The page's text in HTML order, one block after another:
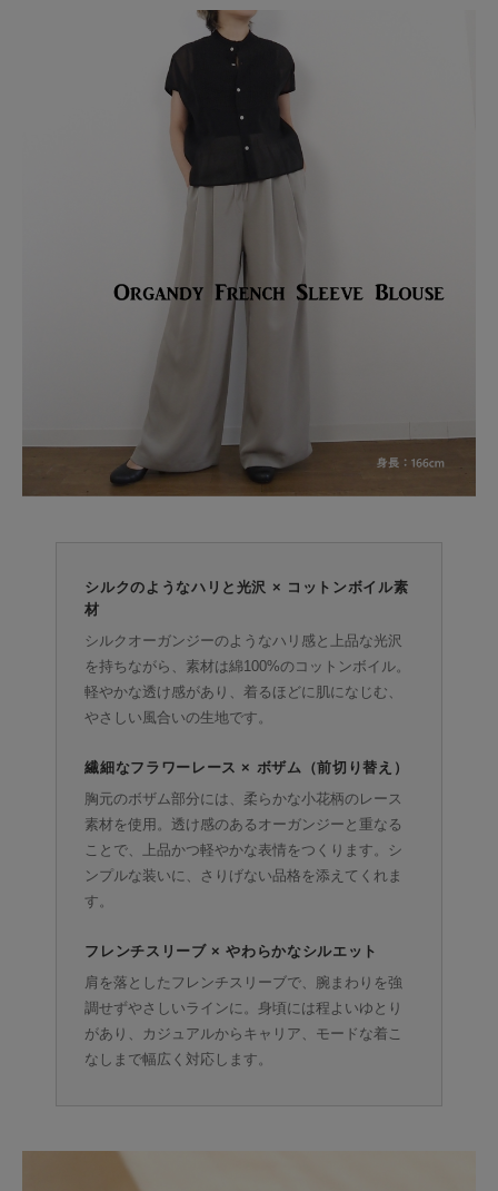
シルクのようなハリと光沢 × コットンボイル素
材
シルクオーガンジーのようなハリ感と上品な光沢
を持ちながら、素材は綿100%のコットンボイル。
軽やかな透け感があり、着るほどに肌になじむ、
やさしい風合いの生地です。
繊細なフラワーレース × ボザム（前切り替え）
胸元のボザム部分には、柔らかな小花柄のレース
素材を使用。透け感のあるオーガンジーと重なる
ことで、上品かつ軽やかな表情をつくります。シ
ンプルな装いに、さりげない品格を添えてくれま
す。
フレンチスリーブ × やわらかなシルエット
肩を落としたフレンチスリーブで、腕まわりを強
調せずやさしいラインに。身頃には程よいゆとり
があり、カジュアルからキャリア、モードな着こ
なしまで幅広く対応します。